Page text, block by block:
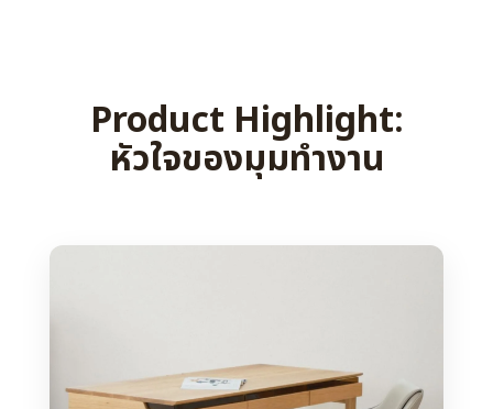
Product Highlight:
หัวใจของมุมทำงาน